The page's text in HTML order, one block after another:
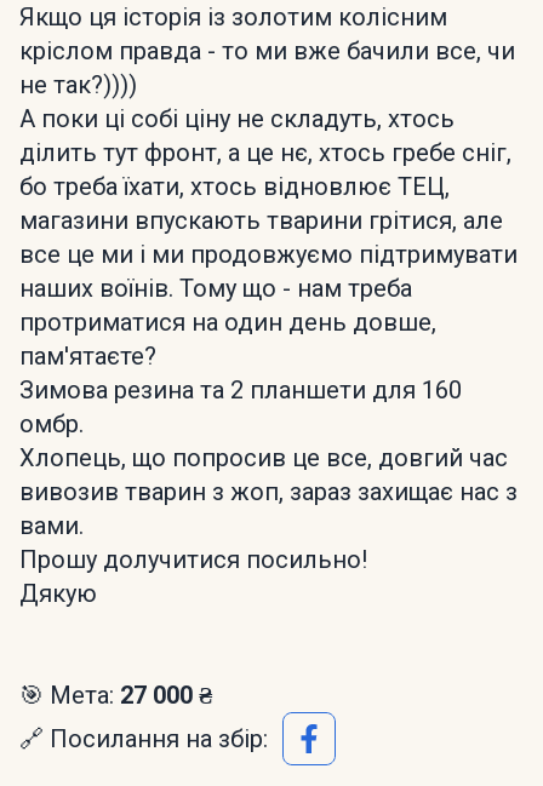
Якщо ця історія із золотим колісним
кріслом правда - то ми вже бачили все, чи
не так?))))
А поки ці собі ціну не складуть, хтось
ділить тут фронт, а це нє, хтось гребе сніг,
бо треба їхати, хтось відновлює ТЕЦ,
магазини впускають тварини грітися, але
все це ми і ми продовжуємо підтримувати
наших воїнів. Тому що - нам треба
протриматися на один день довше,
пам'ятаєте?
Зимова резина та 2 планшети для 160
омбр.
Хлопець, що попросив це все, довгий час
вивозив тварин з жоп, зараз захищає нас з
вами.
Прошу долучитися посильно!
Дякую
🎯 Мета: 27 000 ₴
🔗 Посилання на збір: